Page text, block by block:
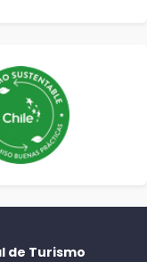
de Turismo